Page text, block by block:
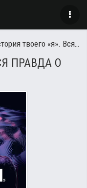
твоего «я». Вся правда о deepfake
ПРАВДА О